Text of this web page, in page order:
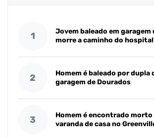
1
Jovem baleado em garagem
morre a caminho do hospital
2
Homem é baleado por dupla
garagem de Dourados
3
Homem é encontrado morto
varanda de casa no